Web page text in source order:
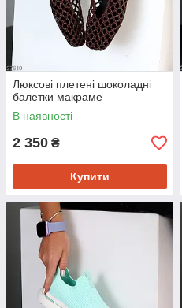
Люксові плетені шоколадні
балетки макраме
В наявності
2 350 ₴
Купити